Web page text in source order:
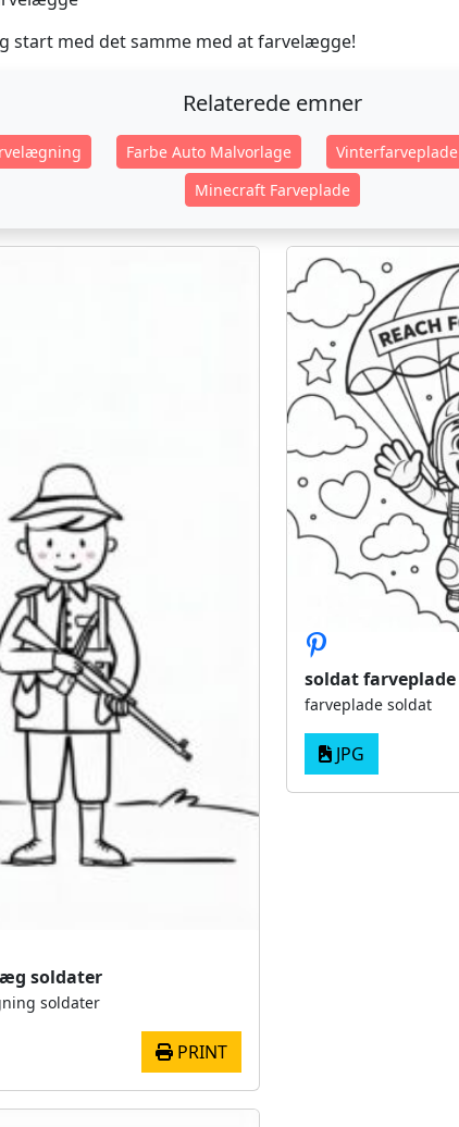
start med det samme med at farvelægge!
Relaterede emner
Farbe Auto Malvorlage Vinterfarveplade
Minecraft Farveplade
soldater
soldater
PRINT
soldat farveplade
farveplade soldat
JPG